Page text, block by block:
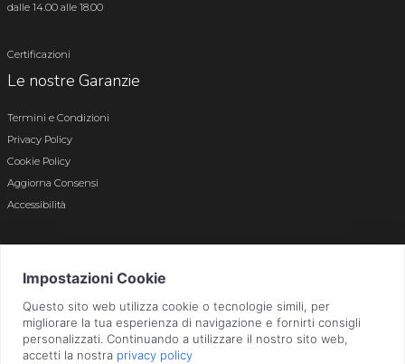
dalle 14.00 alle 18.00
Certificazioni
Le nostre Garanzie
Termini e Condizioni
Privacy Policy
Cookie Policy
Aggiorna Consensi
Accessibilità
Bergamo n. 01496180165 · Capitale Sociale i.v. € 800.000,00